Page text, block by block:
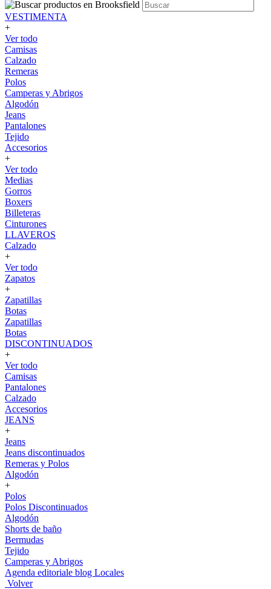
VESTIMENTA
+
Ver todo
Camisas
Calzado
Remeras
Polos
Camperas y Abrigos
Algodón
Jeans
Pantalones
Tejido
Accesorios
+
Ver todo
Medias
Gorros
Boxers
Billeteras
Cinturones
LLAVEROS
Calzado
+
Ver todo
Zapatos
+
Zapatillas
Botas
Zapatillas
Botas
DISCONTINUADOS
+
Ver todo
Camisas
Pantalones
Calzado
Accesorios
JEANS
+
Jeans
Jeans discontinuados
Remeras y Polos
Algodón
+
Polos
Polos Discontinuados
Algodón
Shorts de baño
Bermudas
Tejido
Camperas y Abrigos
Agenda editoriale blog Locales
Volver